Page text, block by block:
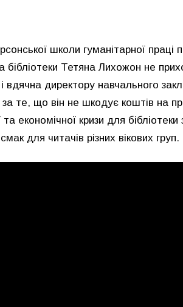
школи гуманітарної праці
бібліотеки Тетяна Лихожон не
вдячна директору навчального
те, що він не шкодує коштів на
економічної кризи для
для читачів різних вікових груп.